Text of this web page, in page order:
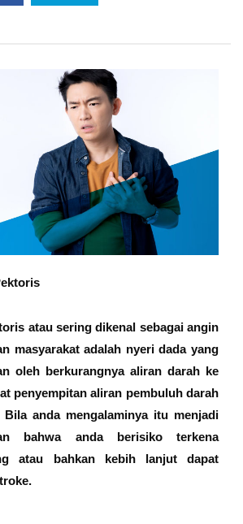
atau sering dikenal sebagai angin
masyarakat adalah nyeri dada yang
oleh berkurangnya aliran darah ke
penyempitan aliran pembuluh darah
anda mengalaminya itu menjadi
bahwa anda berisiko terkena
atau bahkan kebih lanjut dapat